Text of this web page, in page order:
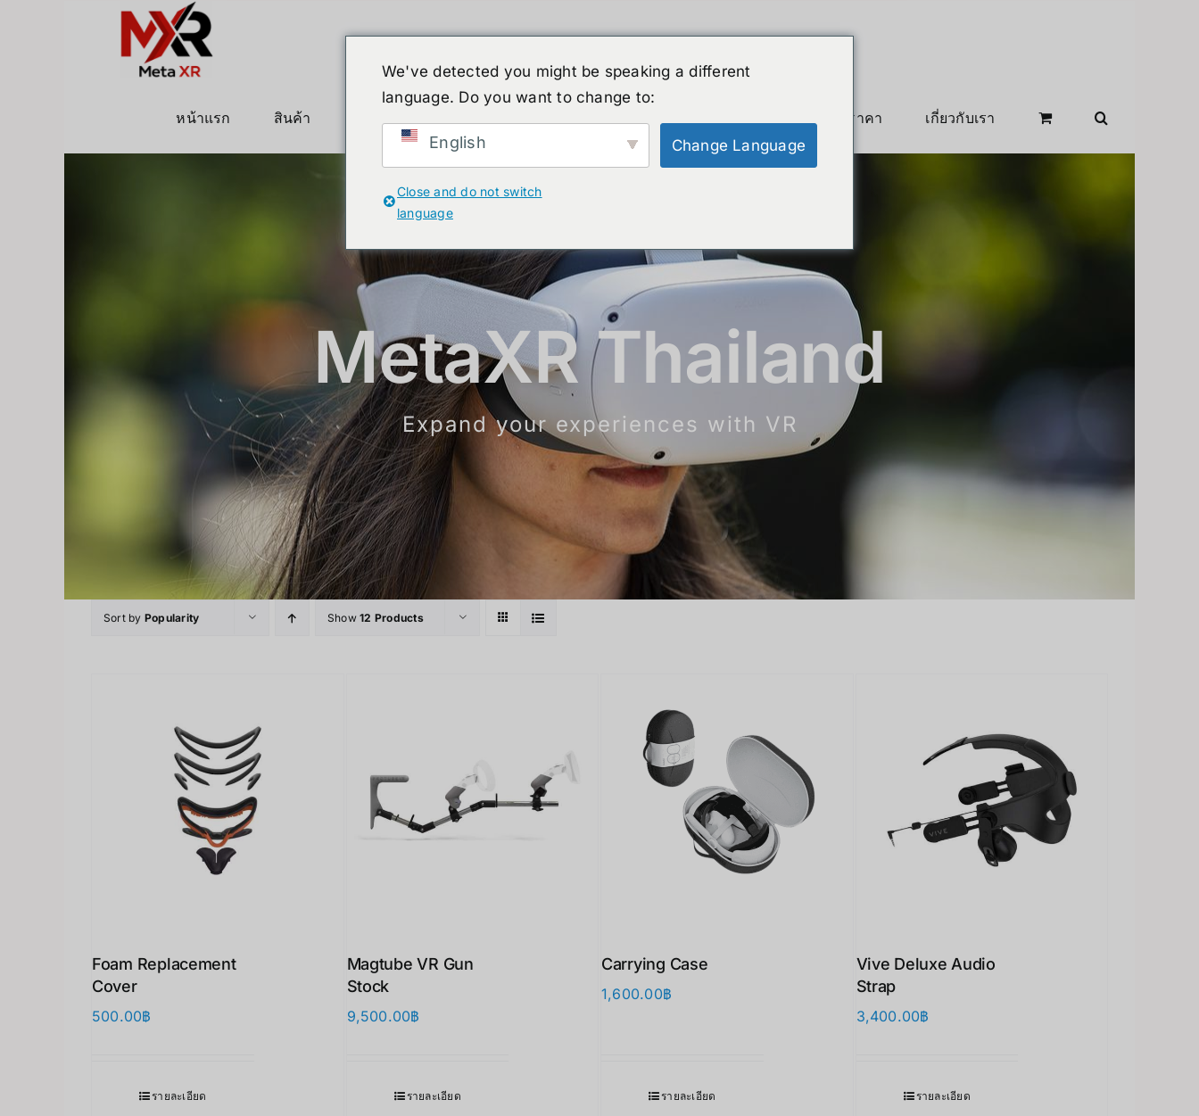
หน้าแรก
สินค้า สินค้าลดราคา เกี่ยวกับเรา
MetaXR Thailand
Expand your experiences with VR
Sort by Popularity Show12 Products
Foam Replacement
Cover
500.00฿
รายละเอียด
Magtube VR Gun
Stock
9,500.00฿
รายละเอียด
Carrying Case
1,600.00฿
รายละเอียด
Vive Deluxe Audio
Strap
3,400.00฿
รายละเอียด
We've detected you might be speaking a different
language. Do you want to change to:
English Change Language
Close and do not switch
language